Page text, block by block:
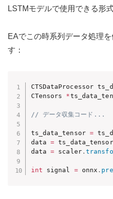
LSTMモデルで使用できる形
EAでこの時系列データ処理
す：
CTSDataProcessor
CTensors *
// データ収集コード...
ts_data_tensor =
data = ts_data_tensor
data = scaler.
int signal = onnx .